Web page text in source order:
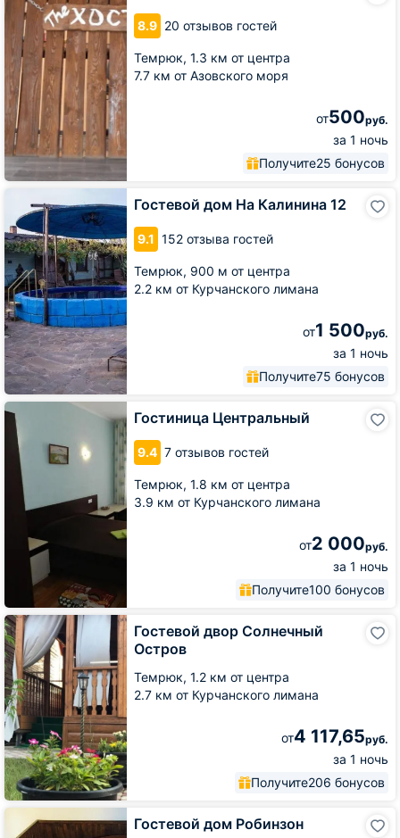
8.9 20 отзывов гостей
Темрюк, 1.3 км от центра
7.7 км от Азовского моря
от500руб.
за 1 ночь
Получите25 бонусов
Виноградной
Гостевой дом На Калинина 12
9.1 152 отзыва гостей
Темрюк, 900 м от центра
2.2 км от Курчанского лимана
от1 500руб.
за 1 ночь
Получите75 бонусов
На
Калинина
12
Гостиница Центральный
9.4 7 отзывов гостей
Темрюк, 1.8 км от центра
3.9 км от Курчанского лимана
от2 000руб.
за 1 ночь
Получите100 бонусов
Гостиница
Центральный
Гостевой двор Солнечный
Остров
Темрюк, 1.2 км от центра
2.7 км от Курчанского лимана
от4 117,65руб.
за 1 ночь
Получите206 бонусов
Гостевой
двор
Солнечный
Остров
Гостевой дом Робинзон
Гостевой
дом